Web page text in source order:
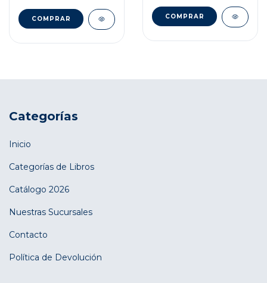
Categorías
Inicio
Categorías de Libros
Catálogo 2026
Nuestras Sucursales
Contacto
Política de Devolución